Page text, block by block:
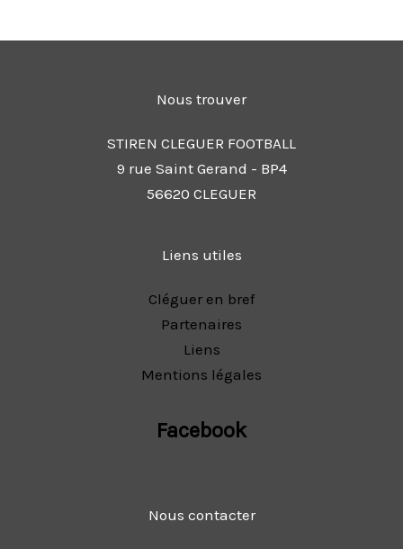
Nous trouver
STIREN CLEGUER FOOTBALL
9 rue Saint Gerand - BP4
56620 CLEGUER
Liens utiles
Cléguer en bref
Partenaires
Liens
Mentions légales
Facebook
Nous contacter